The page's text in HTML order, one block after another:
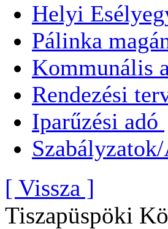
Helyi
Pálinka
Kommunális
Rendezési
Iparűzési adó
[ Vissza ]
Tiszapüspöki